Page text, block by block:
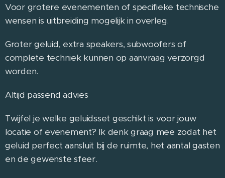
Voor grotere evenementen of specifieke technische
wensen is uitbreiding mogelijk in overleg.
Groter geluid, extra speakers, subwoofers of
complete techniek kunnen op aanvraag verzorgd
worden.
Altijd passend advies
Twijfel je welke geluidsset geschikt is voor jouw
locatie of evenement? Ik denk graag mee zodat het
geluid perfect aansluit bij de ruimte, het aantal gasten
en de gewenste sfeer.